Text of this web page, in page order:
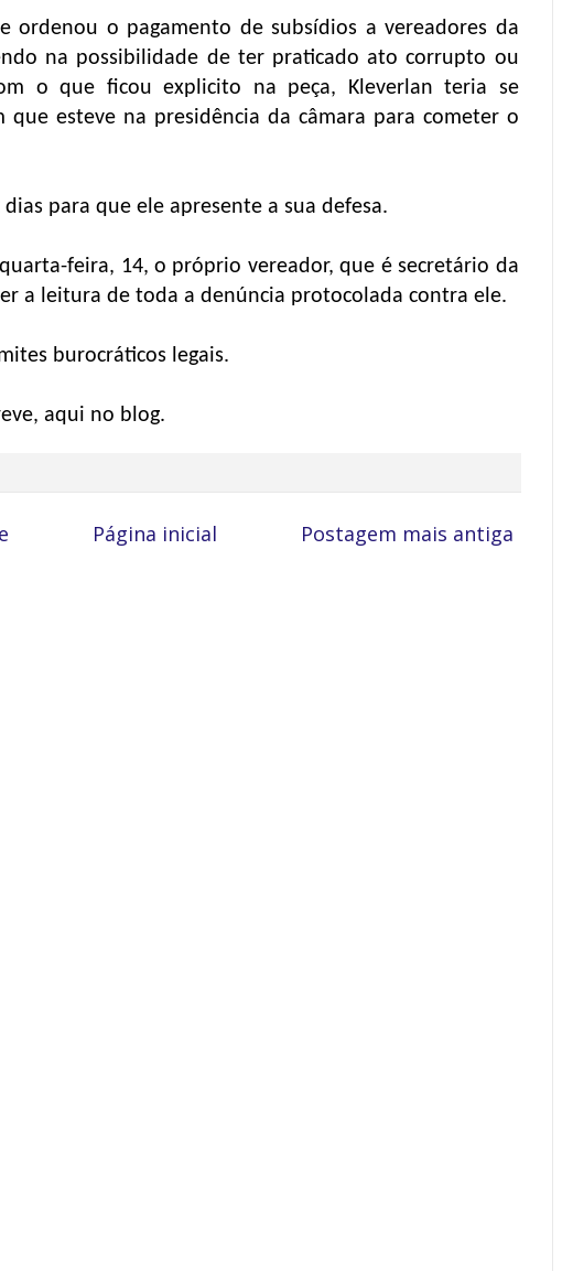
ordenou o pagamento de subsídios a vereadores da
na possibilidade de ter praticado ato corrupto ou
o que ficou explicito na peça, Kleverlan teria se
esteve na presidência da câmara para cometer o
para que ele apresente a sua defesa.
feira, 14, o próprio vereador, que é secretário da
a leitura de toda a denúncia protocolada contra ele.
burocráticos legais.
aqui no blog.
Postagem mais antiga
Página inicial